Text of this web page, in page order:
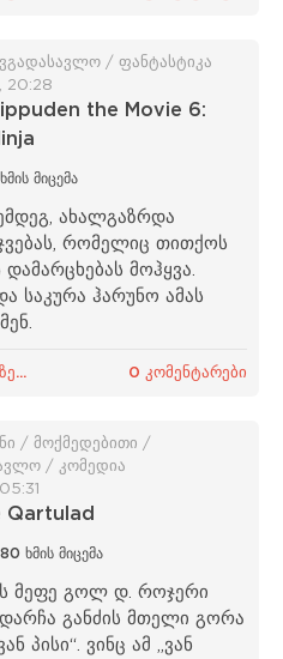
/ ფანტასტიკა
20:28
the Movie 6:
ხმის მიცემა
ახალგაზრდა
რომელიც თითქოს
მოჰყვა.
საკურა ჰარუნო ამას
0 კომენტარები
/ მოქმედებითი /
/ კომედია
Qartulad
ხმის მიცემა
მეფე გოლ დ. როჯერი
განძის მთელი გორა
პისი“. ვინც ამ „ვან